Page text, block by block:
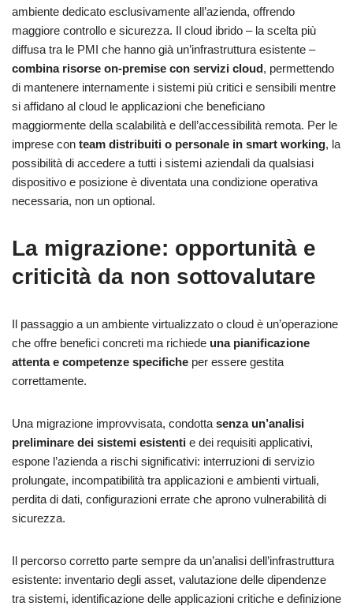
ambiente dedicato esclusivamente all’azienda, offrendo
maggiore controllo e sicurezza. Il cloud ibrido – la scelta più
diffusa tra le PMI che hanno già un’infrastruttura esistente –
combina risorse on-premise con servizi cloud, permettendo
di mantenere internamente i sistemi più critici e sensibili mentre
si affidano al cloud le applicazioni che beneficiano
maggiormente della scalabilità e dell’accessibilità remota. Per le
imprese con team distribuiti o personale in smart working, la
possibilità di accedere a tutti i sistemi aziendali da qualsiasi
dispositivo e posizione è diventata una condizione operativa
necessaria, non un optional.
La migrazione: opportunità e
criticità da non sottovalutare
Il passaggio a un ambiente virtualizzato o cloud è un’operazione
che offre benefici concreti ma richiede una pianificazione
attenta e competenze specifiche per essere gestita
correttamente.
Una migrazione improvvisata, condotta senza un’analisi
preliminare dei sistemi esistenti e dei requisiti applicativi,
espone l’azienda a rischi significativi: interruzioni di servizio
prolungate, incompatibilità tra applicazioni e ambienti virtuali,
perdita di dati, configurazioni errate che aprono vulnerabilità di
sicurezza.
Il percorso corretto parte sempre da un’analisi dell’infrastruttura
esistente: inventario degli asset, valutazione delle dipendenze
tra sistemi, identificazione delle applicazioni critiche e definizione